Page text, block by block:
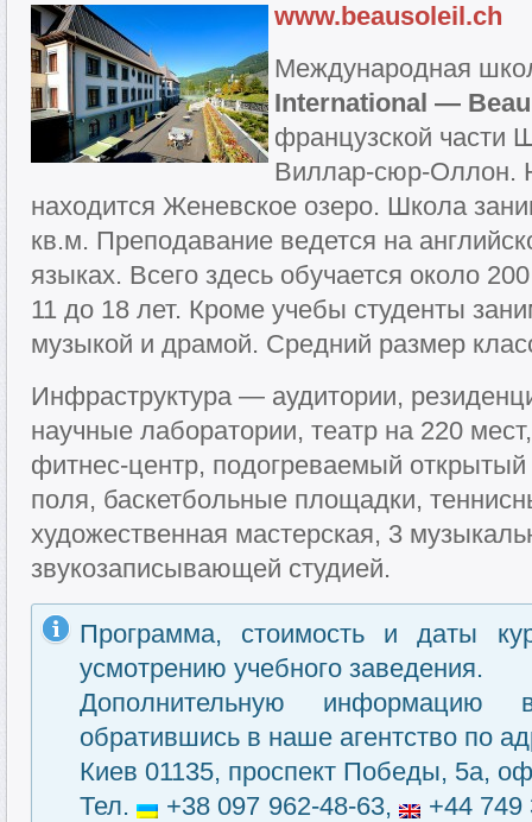
www.beausoleil.ch
Международная
International —
французской части
Виллар-сюр-Оллон.
находится Женевское озеро. Школа
кв.м. Преподавание ведется на
языках. Всего здесь обучается около
11 до 18 лет. Кроме учебы студенты
музыкой и драмой. Средний размер
Инфраструктура — аудитории,
научные лаборатории, театр на 220
фитнес-центр, подогреваемый
поля, баскетбольные площадки,
художественная мастерская, 3
звукозаписывающей студией.
Программа, стоимость и даты
усмотрению учебного заведения.
Дополнительную информацию
обратившись в наше агентство по
Киев 01135, проспект Победы, 5а,
Тел.
+38 097 962-48-63,
+44